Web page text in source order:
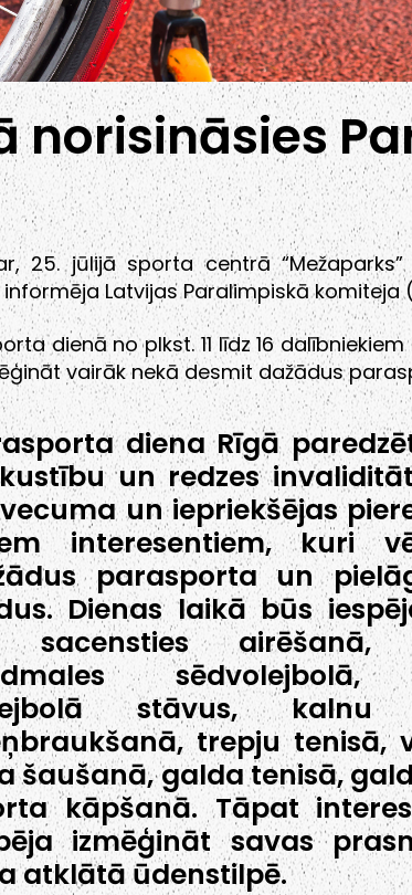
norisināsies
25. jūlijā sporta centrā
Latvijas Paralimpiskā komiteja
dienā no plkst. 11 līdz 16
vairāk nekā desmit dažādus
diena Rīgā
un redzes
un iepriekšējas
interesentiem, kuri
parasporta un
Dienas laikā būs
sacensties airēšanā,
sēdvolejbolā,
stāvus, kalnu
trepju tenisā,
šaušanā, galda tenisā,
kāpšanā. Tāpat
izmēģināt savas
atklātā ūdenstilpē.